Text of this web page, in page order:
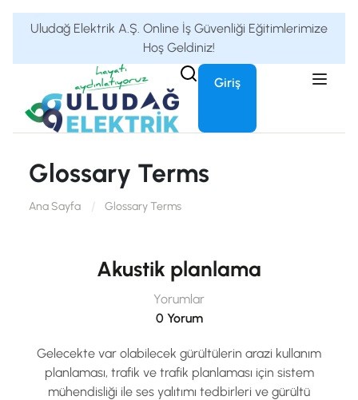
Uludağ Elektrik A.Ş. Online İş Güvenliği Eğitimlerimize
Hoş Geldiniz!
Giriş
Glossary Terms
Ana Sayfa Glossary Terms
Akustik planlama
Yorumlar
0 Yorum
Gelecekte var olabilecek gürültülerin arazi kullanım
planlaması, trafik ve trafik planlaması için sistem
mühendisliği ile ses yalıtımı tedbirleri ve gürültü